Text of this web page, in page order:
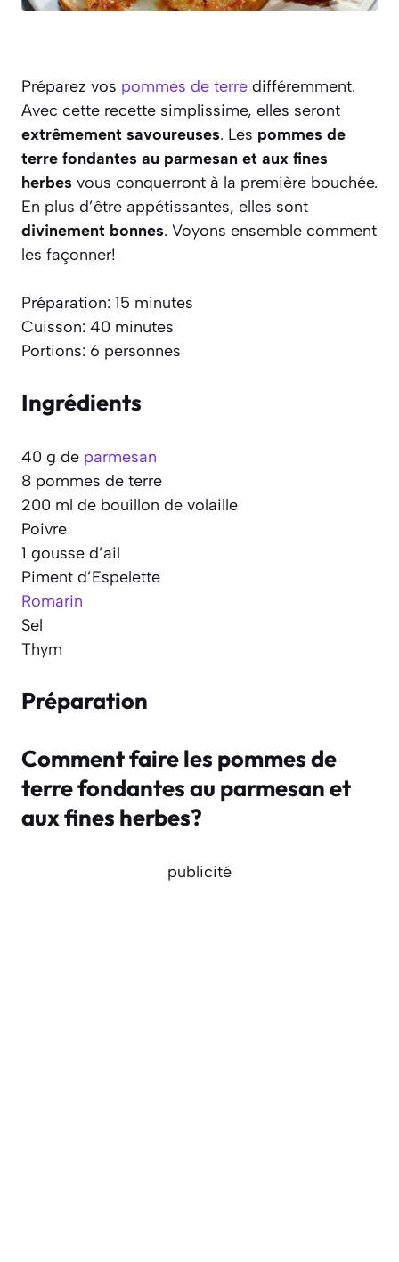
Préparez vos pommes de terre différemment.
Avec cette recette simplissime, elles seront
extrêmement savoureuses. Les pommes de
terre fondantes au parmesan et aux fines
herbes vous conquerront à la première bouchée.
En plus d’être appétissantes, elles sont
divinement bonnes. Voyons ensemble comment
les façonner!
Préparation: 15 minutes
Cuisson: 40 minutes
Portions: 6 personnes
Ingrédients
40 g de parmesan
8 pommes de terre
200 ml de bouillon de volaille
Poivre
1 gousse d’ail
Piment d’Espelette
Romarin
Sel
Thym
Préparation
Comment faire les pommes de
terre fondantes au parmesan et
aux fines herbes?
publicité